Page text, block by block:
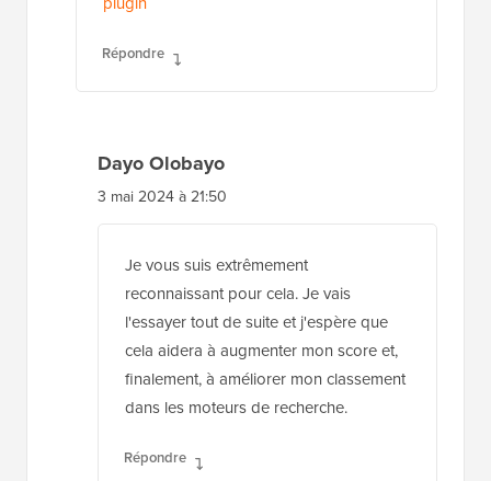
Répondre
Dayo Olobayo
3 mai 2024 à 21:50
Je vous suis extrêmement
reconnaissant pour cela. Je vais
l'essayer tout de suite et j'espère que
cela aidera à augmenter mon score et,
finalement, à améliorer mon classement
dans les moteurs de recherche.
Répondre